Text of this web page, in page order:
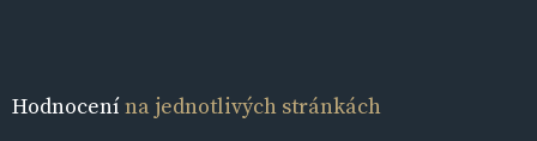
Hodnocenína jednotlivých stránkách